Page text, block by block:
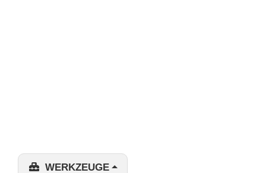
WERKZEUGE